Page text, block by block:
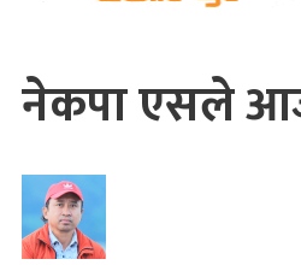
नेकपा एसले आज